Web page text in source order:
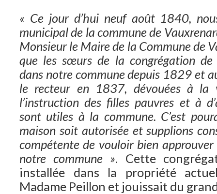
« Ce jour d’hui neuf août 1840,
municipal de la commune de
Monsieur le Maire de la Commune de
que les sœurs de la congrégation de
dans notre commune depuis 1829 et
le recteur en 1837, dévouées à la
l’instruction des filles pauvres et à
sont utiles à la commune. C’est
maison soit autorisée et supplions
compétente de vouloir bien
notre commune ». Cette
installée dans la propriété
Madame Peillon et jouissait du